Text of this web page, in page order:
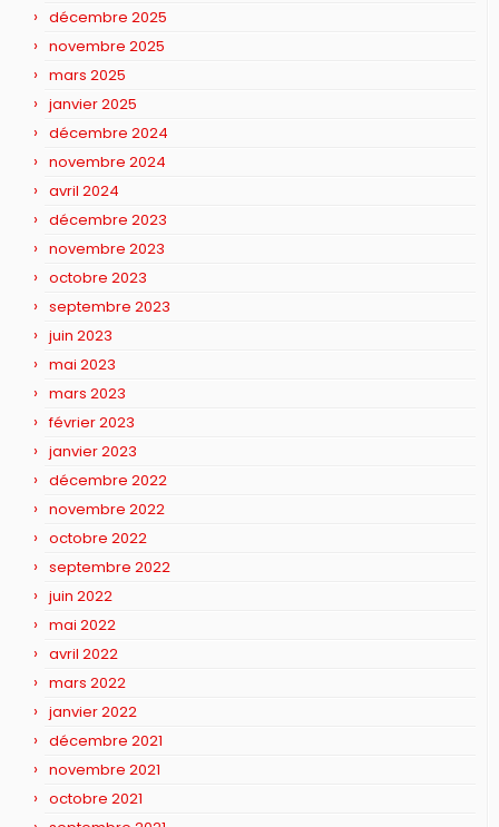
décembre 2025
novembre 2025
mars 2025
janvier 2025
décembre 2024
novembre 2024
avril 2024
décembre 2023
novembre 2023
octobre 2023
septembre 2023
juin 2023
mai 2023
mars 2023
février 2023
janvier 2023
décembre 2022
novembre 2022
octobre 2022
septembre 2022
juin 2022
mai 2022
avril 2022
mars 2022
janvier 2022
décembre 2021
novembre 2021
octobre 2021